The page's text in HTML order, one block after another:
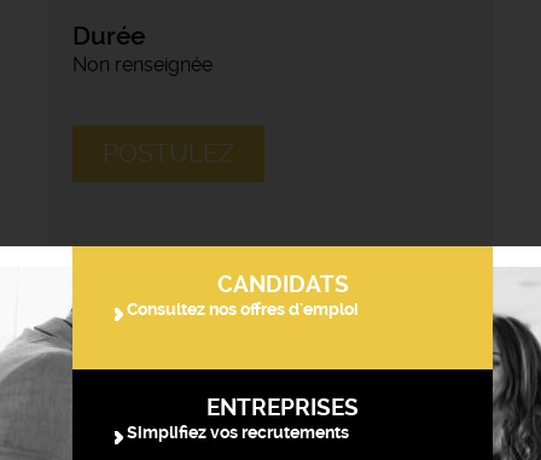
Durée
Non renseignée
POSTULEZ
CANDIDATS
Consultez nos offres d'emploi
ENTREPRISES
Simplifiez vos recrutements